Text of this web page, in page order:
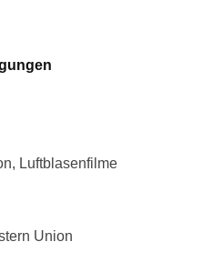
Luftblasenfilme
Union